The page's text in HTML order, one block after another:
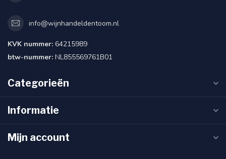
info@wijnhandeldentoom.nl
KVK nummer: 64215989
btw-nummer: NL855569761B01
Categorieën
Informatie
Mijn account